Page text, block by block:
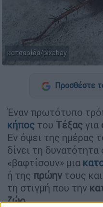
κατσαρίδα/pixabay
Προσθέστε
Έναν πρωτότυπο
κήπος του Τέξας για
Εν όψει της ημέρας
δίνει τη δυνατότητα
«βαφτίσουν» μια
ή της πρώην τους
τη στιγμή που την
ζώο.